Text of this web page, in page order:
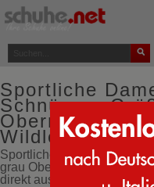
Sportliche
Schnürung
Obermaterial
Wildleder
Sportliche Damen
grau Obermaterial aus
direkt aus Italien